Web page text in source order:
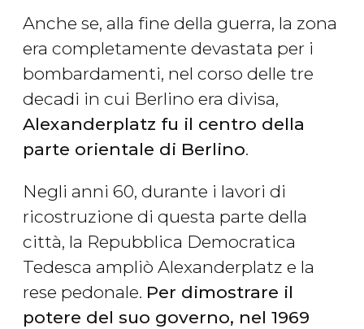
Anche se, alla fine della guerra, la zona
era completamente devastata per i
bombardamenti, nel corso delle tre
decadi in cui Berlino era divisa,
Alexanderplatz fu il centro della
parte orientale di Berlino.
Negli anni 60, durante i lavori di
ricostruzione di questa parte della
città, la Repubblica Democratica
Tedesca ampliò Alexanderplatz e la
rese pedonale. Per dimostrare il
potere del suo governo, nel 1969